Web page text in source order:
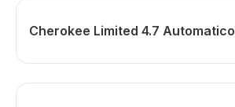
Cherokee Limited 4.7 Automatico